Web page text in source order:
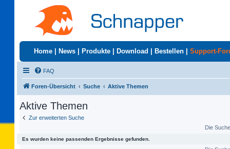
Home News Produkte Download Bestellen Support-
FAQ
Foren-Übersicht Suche Aktive Themen
Aktive Themen
Zur erweiterten Suche
Die
Es wurden keine passenden Ergebnisse gefunden.